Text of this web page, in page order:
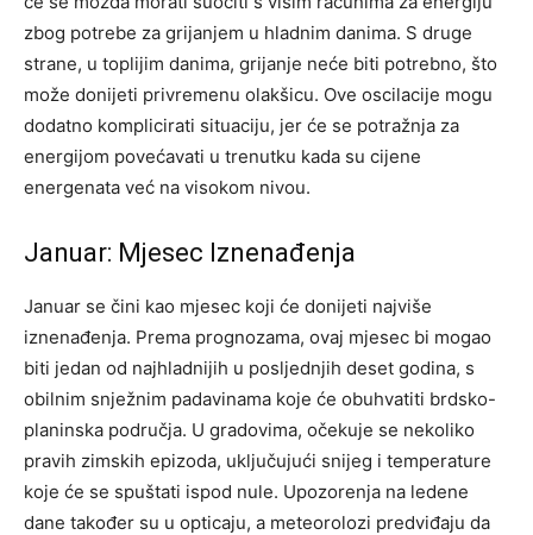
zbog potrebe za grijanjem u hladnim danima. S druge
strane, u toplijim danima, grijanje neće biti potrebno, što
može donijeti privremenu olakšicu. Ove oscilacije mogu
dodatno komplicirati situaciju, jer će se potražnja za
energijom povećavati u trenutku kada su cijene
energenata već na visokom nivou.
Januar: Mjesec Iznenađenja
Januar se čini kao mjesec koji će donijeti najviše
iznenađenja. Prema prognozama, ovaj mjesec bi mogao
biti jedan od najhladnijih u posljednjih deset godina, s
obilnim snježnim padavinama koje će obuhvatiti brdsko-
planinska područja. U gradovima, očekuje se nekoliko
pravih zimskih epizoda, uključujući snijeg i temperature
koje će se spuštati ispod nule. Upozorenja na ledene
dane također su u opticaju, a meteorolozi predviđaju da